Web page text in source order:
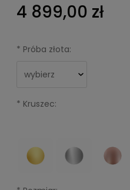
4 899,00 zł
* Próba złota:
* Kruszec: